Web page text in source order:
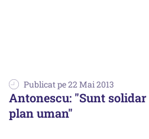
Publicat pe 22 Mai 2013
Antonescu: "Sunt
plan uman"